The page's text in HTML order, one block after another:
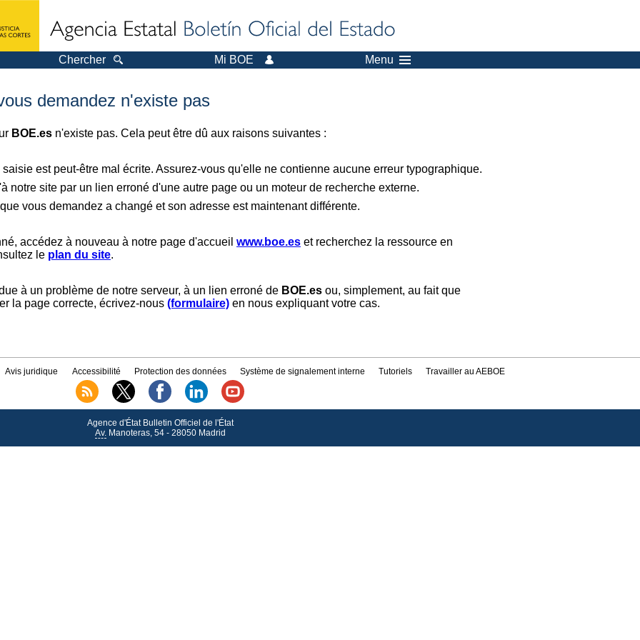
Chercher Mi BOE Menu
demandez n'existe pas
BOE.es n'existe pas. Cela peut être dû aux raisons suivantes :
est peut-être mal écrite. Assurez-vous qu'elle ne contienne aucune erreur typographique.
notre site par un lien erroné d'une autre page ou un moteur de recherche externe.
vous demandez a changé et son adresse est maintenant différente.
accédez à nouveau à notre page d'accueil www.boe.es et recherchez la ressource en
le plan du site.
à un problème de notre serveur, à un lien erroné de BOE.es ou, simplement, au fait que
la page correcte, écrivez-nous (formulaire) en nous expliquant votre cas.
Avis juridique Accessibilité Protection des données Système de signalement interne Tutoriels Travailler au AEBOE
Agence d'État Bulletin Officiel de l'État
Av.Manoteras, 54 - 28050 Madrid